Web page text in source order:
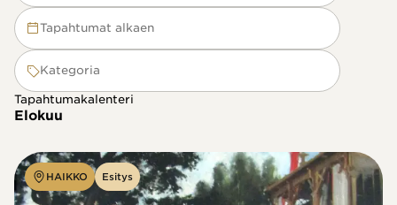
Tapahtumat alkaen
Kategoria
Tapahtumakalenteri
Elokuu
HAIKKO Esitys